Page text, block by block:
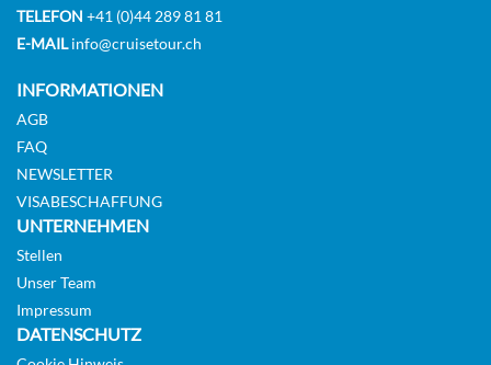
TELEFON +41 (0)44 289 81 81
E-MAILinfo@cruisetour.ch
INFORMATIONEN
AGB
FAQ
NEWSLETTER
VISABESCHAFFUNG
UNTERNEHMEN
Stellen
Unser Team
Impressum
DATENSCHUTZ